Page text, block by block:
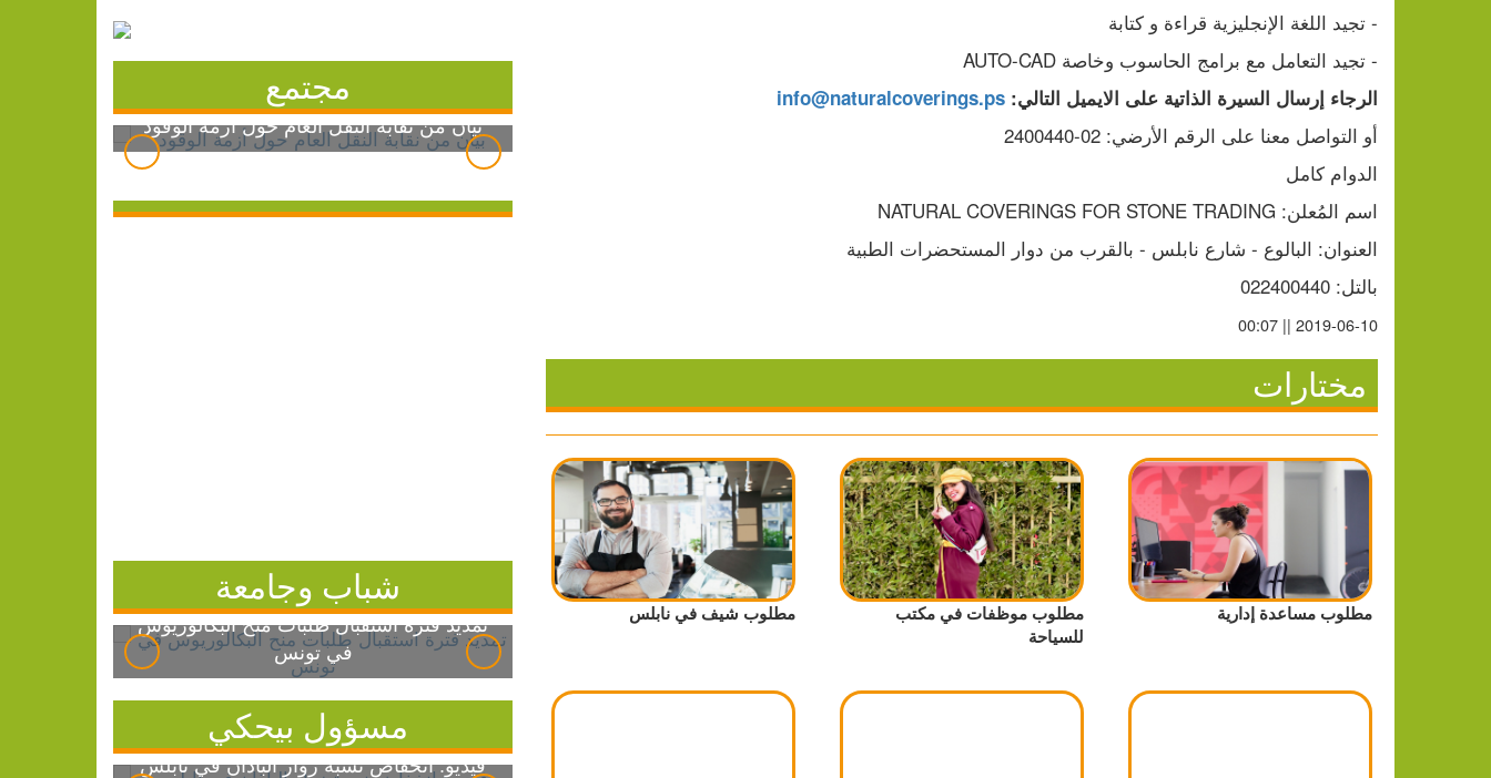
- تجيد اللغة الإنجليزية قراءة و كتابة
- تجيد التعامل مع برامج الحاسوب وخاصة AUTO-CAD
الرجاء إرسال السيرة الذاتية على الايميل التالي: info@naturalcoverings.ps
أو التواصل معنا على الرقم الأرضي: 02-2400440
الدوام كامل
اسم المُعلن: NATURAL COVERINGS FOR STONE TRADING
العنوان: البالوع - شارع نابلس - بالقرب من دوار المستحضرات الطبية
بالتل: 022400440
2019-06-10 || 00:07
مختارات
مطلوب مساعدة إدارية
مطلوب موظفات في مكتب
للسياحة
مطلوب شيف في نابلس
مجتمع
بيان من نقابة النقل العام حول أزمة الوقود
شباب وجامعة
تمديد فترة استقبال طلبات منح البكالوريوس
في تونس
مسؤول بيحكي
فيديو: انخفاض نسبة زوار الباذان في نابلس